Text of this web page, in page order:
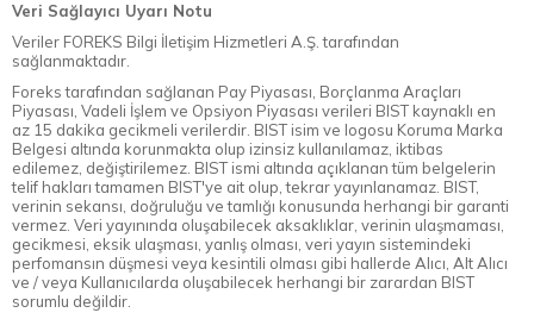
Veri Sağlayıcı Uyarı Notu
Veriler FOREKS Bilgi İletişim Hizmetleri A.Ş. tarafından
sağlanmaktadır.
Foreks tarafından sağlanan Pay Piyasası, Borçlanma Araçları
Piyasası, Vadeli İşlem ve Opsiyon Piyasası verileri BIST kaynaklı en
az 15 dakika gecikmeli verilerdir. BIST isim ve logosu Koruma Marka
Belgesi altında korunmakta olup izinsiz kullanılamaz, iktibas
edilemez, değiştirilemez. BIST ismi altında açıklanan tüm belgelerin
telif hakları tamamen BIST'ye ait olup, tekrar yayınlanamaz. BIST,
verinin sekansı, doğruluğu ve tamlığı konusunda herhangi bir garanti
vermez. Veri yayınında oluşabilecek aksaklıklar, verinin ulaşmaması,
gecikmesi, eksik ulaşması, yanlış olması, veri yayın sistemindeki
perfomansın düşmesi veya kesintili olması gibi hallerde Alıcı, Alt Alıcı
ve / veya Kullanıcılarda oluşabilecek herhangi bir zarardan BIST
sorumlu değildir.